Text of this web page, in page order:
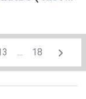
... 18